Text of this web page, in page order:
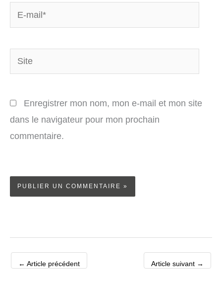
E-
mail*
Site
Enregistrer mon nom, mon e-mail et mon site
dans le navigateur pour mon prochain
commentaire.
← Article précédent Article suivant →